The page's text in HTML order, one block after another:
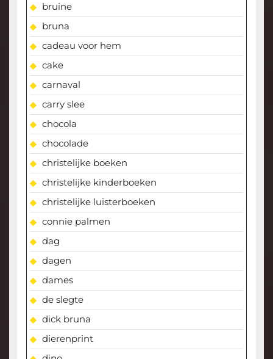
bruine
bruna
cadeau voor hem
cake
carnaval
carry slee
chocola
chocolade
christelijke boeken
christelijke kinderboeken
christelijke luisterboeken
connie palmen
dag
dagen
dames
de slegte
dick bruna
dierenprint